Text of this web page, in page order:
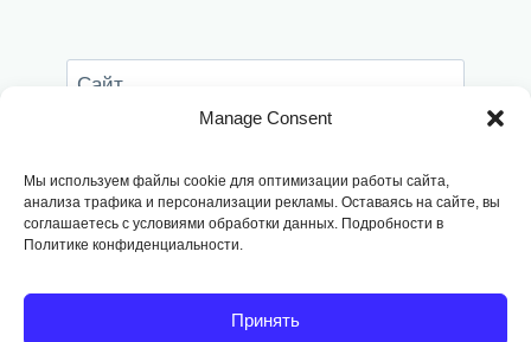
Manage Consent
Мы используем файлы cookie для оптимизации работы сайта,
анализа трафика и персонализации рекламы. Оставаясь на сайте, вы
соглашаетесь с условиями обработки данных. Подробности в
Политике конфиденциальности.
Принять
Сайт
этом браузере для последующих моих
комментариев.